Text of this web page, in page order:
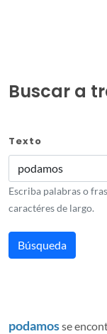
Buscar a
Texto
Escriba palabras o
caractéres de largo.
podamosse